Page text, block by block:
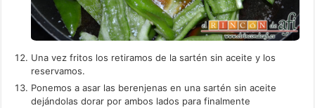
Una vez fritos los retiramos de la sartén sin aceite y los
reservamos.
Ponemos a asar las berenjenas en una sartén sin aceite
dejándolas dorar por ambos lados para finalmente